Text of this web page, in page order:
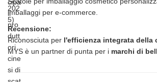
imballaggi per e-commerce.
Recensione:
Riconosciuta per l'efficienza integrata della
MYS è un partner di punta per i marchi di